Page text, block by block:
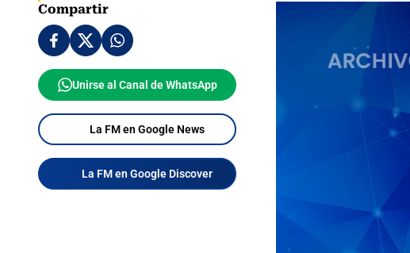
Compartir
Unirse al Canal de WhatsApp
La FM en Google News
La FM en Google Discover